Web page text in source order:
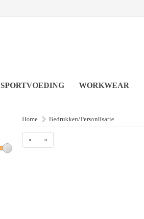
SPORTVOEDING WORKWEAR
Home Bedrukken/Personlisatie
« »